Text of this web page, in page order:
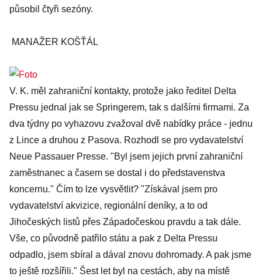
působil čtyři sezóny.
MANAŽER KOŠŤÁL
V. K. měl zahraniční kontakty, protože jako ředitel Delta
Pressu jednal jak se Springerem, tak s dalšími firmami. Za
dva týdny po vyhazovu zvažoval dvě nabídky práce - jednu
z Lince a druhou z Pasova. Rozhodl se pro vydavatelství
Neue Passauer Presse. "Byl jsem jejich první zahraniční
zaměstnanec a časem se dostal i do představenstva
koncernu." Čím to lze vysvětlit? "Získával jsem pro
vydavatelství akvizice, regionální deníky, a to od
Jihočeských listů přes Západočeskou pravdu a tak dále.
Vše, co původně patřilo státu a pak z Delta Pressu
odpadlo, jsem sbíral a dával znovu dohromady. A pak jsme
to ještě rozšířili." Šest let byl na cestách, aby na místě